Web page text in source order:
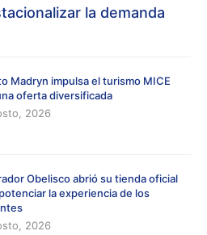
la demanda
Madryn impulsa el turismo MICE
oferta diversificada
2026
Obelisco abrió su tienda oficial
la experiencia de los
2026